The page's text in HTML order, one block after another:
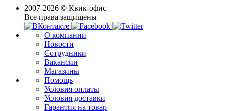
2007-2026 © Квик-офис
Все права защищены
О компании
Новости
Сотрудники
Вакансии
Магазины
Помощь
Условия оплаты
Условия доставки
Гарантия на товар